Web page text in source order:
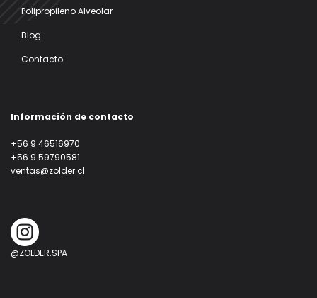
Polipropileno Alveolar
Blog
Contacto
Información de contacto
+56 9 46516970
+56 9 59790581
ventas@zolder.cl
@ZOLDER.SPA